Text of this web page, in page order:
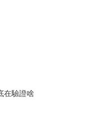
在驗證啥